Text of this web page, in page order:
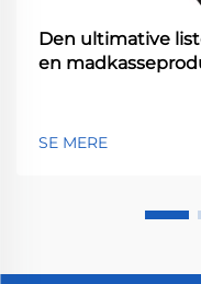
Den ultimative
en
SE MERE